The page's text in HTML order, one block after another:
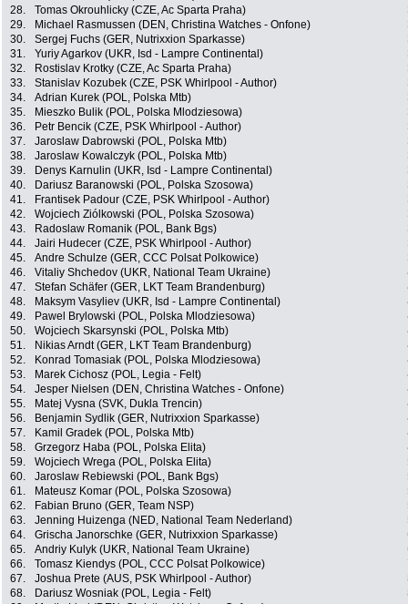
28.
Tomas Okrouhlicky (CZE, Ac Sparta Praha)
29.
Michael Rasmussen (DEN, Christina Watches - Onfone)
30.
Sergej Fuchs (GER, Nutrixxion Sparkasse)
31.
Yuriy Agarkov (UKR, Isd - Lampre Continental)
32.
Rostislav Krotky (CZE, Ac Sparta Praha)
33.
Stanislav Kozubek (CZE, PSK Whirlpool - Author)
34.
Adrian Kurek (POL, Polska Mtb)
35.
Mieszko Bulik (POL, Polska Mlodziesowa)
36.
Petr Bencik (CZE, PSK Whirlpool - Author)
37.
Jaroslaw Dabrowski (POL, Polska Mtb)
38.
Jaroslaw Kowalczyk (POL, Polska Mtb)
39.
Denys Karnulin (UKR, Isd - Lampre Continental)
40.
Dariusz Baranowski (POL, Polska Szosowa)
41.
Frantisek Padour (CZE, PSK Whirlpool - Author)
42.
Wojciech Ziólkowski (POL, Polska Szosowa)
43.
Radoslaw Romanik (POL, Bank Bgs)
44.
Jairi Hudecer (CZE, PSK Whirlpool - Author)
45.
Andre Schulze (GER, CCC Polsat Polkowice)
46.
Vitaliy Shchedov (UKR, National Team Ukraine)
47.
Stefan Schäfer (GER, LKT Team Brandenburg)
48.
Maksym Vasyliev (UKR, Isd - Lampre Continental)
49.
Pawel Brylowski (POL, Polska Mlodziesowa)
50.
Wojciech Skarsynski (POL, Polska Mtb)
51.
Nikias Arndt (GER, LKT Team Brandenburg)
52.
Konrad Tomasiak (POL, Polska Mlodziesowa)
53.
Marek Cichosz (POL, Legia - Felt)
54.
Jesper Nielsen (DEN, Christina Watches - Onfone)
55.
Matej Vysna (SVK, Dukla Trencin)
56.
Benjamin Sydlik (GER, Nutrixxion Sparkasse)
57.
Kamil Gradek (POL, Polska Mtb)
58.
Grzegorz Haba (POL, Polska Elita)
59.
Wojciech Wrega (POL, Polska Elita)
60.
Jaroslaw Rebiewski (POL, Bank Bgs)
61.
Mateusz Komar (POL, Polska Szosowa)
62.
Fabian Bruno (GER, Team NSP)
63.
Jenning Huizenga (NED, National Team Nederland)
64.
Grischa Janorschke (GER, Nutrixxion Sparkasse)
65.
Andriy Kulyk (UKR, National Team Ukraine)
66.
Tomasz Kiendys (POL, CCC Polsat Polkowice)
67.
Joshua Prete (AUS, PSK Whirlpool - Author)
68.
Dariusz Wosniak (POL, Legia - Felt)